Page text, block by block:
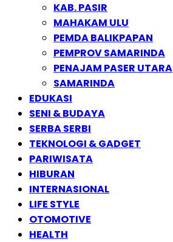
KAB. PASIR
MAHAKAM ULU
PEMDA BALIKPAPAN
PEMPROV SAMARINDA
PENAJAM PASER UTARA
SAMARINDA
EDUKASI
SENI & BUDAYA
SERBA SERBI
TEKNOLOGI & GADGET
PARIWISATA
HIBURAN
INTERNASIONAL
LIFE STYLE
OTOMOTIVE
HEALTH